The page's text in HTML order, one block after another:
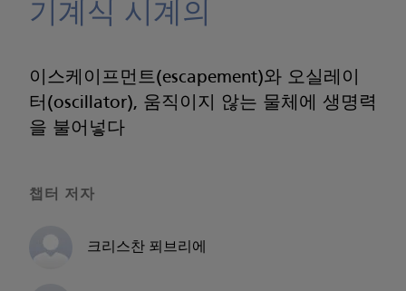
기계식 시계의
이스케이프먼트(escapement)와 오실레이
터(oscillator), ​​​​​​​움직이지 않는 물체에 생명력
을 불어넣다
챕터 저자
크리스찬 푀브리에